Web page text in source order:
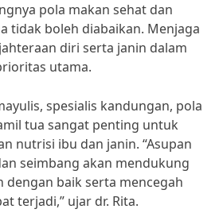
pola makan sehat dan
tidak boleh diabaikan. Menjaga
diri serta janin dalam
utama.
spesialis kandungan, pola
tua sangat penting untuk
nutrisi ibu dan janin. “Asupan
seimbang akan mendukung
dengan baik serta mencegah
terjadi,” ujar dr. Rita.